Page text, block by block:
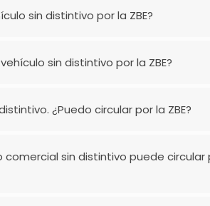
sin distintivo por la ZBE?
sin distintivo por la ZBE?
¿Puedo circular por la ZBE?
sin distintivo puede circular